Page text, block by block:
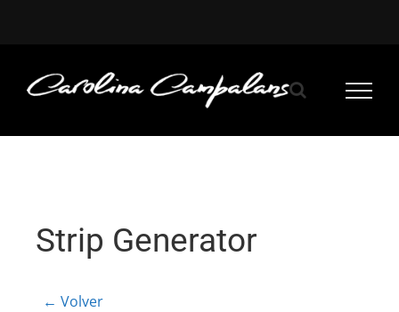
Strip Generator
← Volver